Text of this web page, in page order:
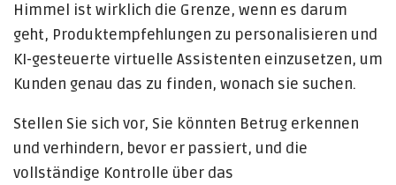
Himmel ist wirklich die Grenze, wenn es darum
geht, Produktempfehlungen zu personalisieren und
KI-gesteuerte virtuelle Assistenten einzusetzen, um
Kunden genau das zu finden, wonach sie suchen.
Stellen Sie sich vor, Sie könnten Betrug erkennen
und verhindern, bevor er passiert, und die
vollständige Kontrolle über das